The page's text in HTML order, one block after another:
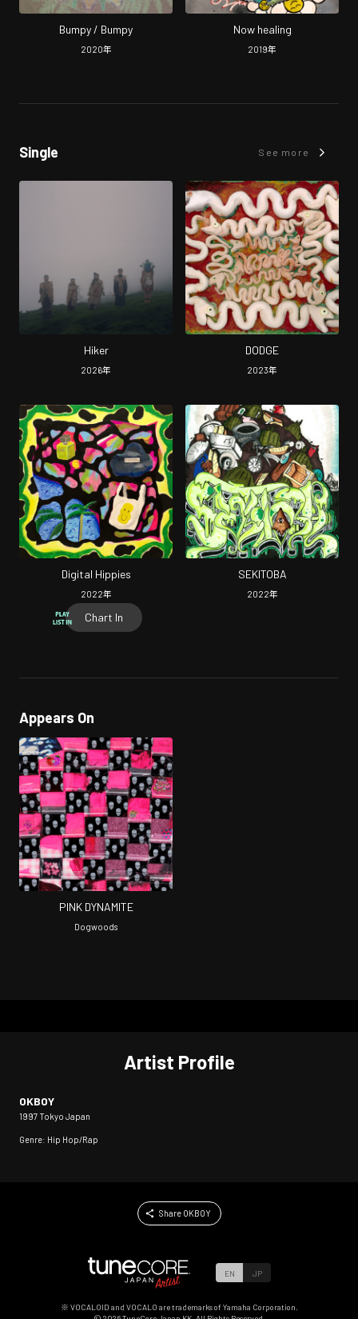
Bumpy / Bumpy
2020年
Now healing
2019年
Single See more
Hiker
2026年
DODGE
2023年
Digital Hippies
2022年
Chart In
SEKITOBA
2022年
Appears On
PINK DYNAMITE
Dogwoods
Artist Profile
OKBOY
1997 Tokyo Japan
Genre: Hip Hop/Rap
Share OKBOY
EN JP
※ VOCALOID and VOCALO are trademarks of Yamaha Corporation.